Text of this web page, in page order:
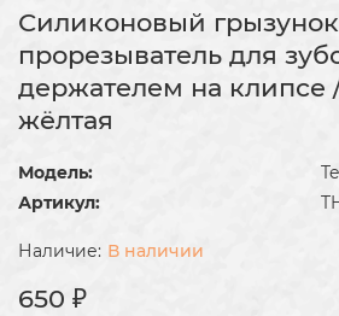
Силиконовый
прорезыватель для
держателем на клипсе
жёлтая
Модель:
Артикул:
В наличии
650 ₽